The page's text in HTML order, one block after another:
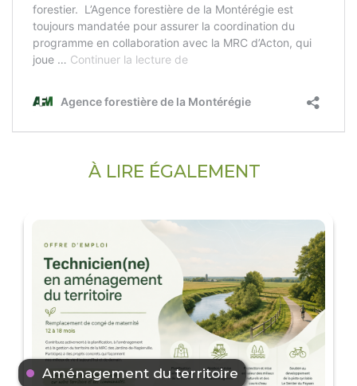
À LIRE ÉGALEMENT
Aménagement du territoire